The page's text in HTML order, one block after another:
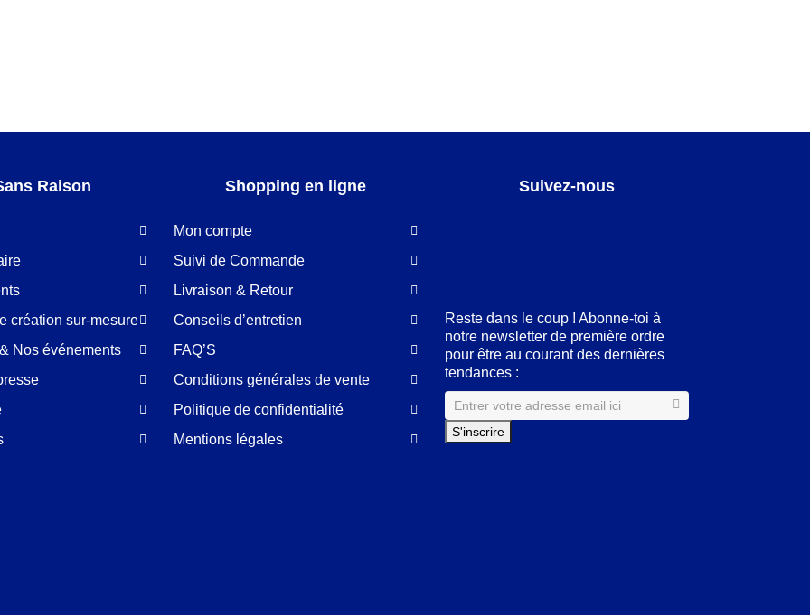
Raison
création sur-mesure
Nos événements
Shopping en ligne
Mon compte
Suivi de Commande
Livraison & Retour
Conseils d’entretien
FAQ’S
Conditions générales de vente
Politique de confidentialité
Mentions légales
Suivez-nous
Reste dans le coup ! Abonne-toi à
notre newsletter de première ordre
pour être au courant des dernières
tendances :